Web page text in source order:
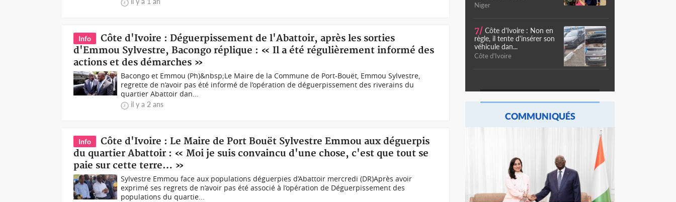
Info
Côte d'Ivoire : Déguerpissement de l'Abattoir, après les sorties
d'Emmou Sylvestre, Bacongo réplique : « Il a été régulièrement informé des
actions et des démarches »
Bacongo et Emmou (Ph)&nbsp;Le Maire de la Commune de Port-Bouët, Emmou Sylvestre,
regrette de n’avoir pas été informé de l’opération de déguerpissement des riverains du
quartier Abattoir dan...
il y a 2 ans
Info
Côte d'Ivoire : Le Maire de Port Bouët Sylvestre Emmou aux déguerpis
du quartier Abattoir : « Moi je suis convaincu d'une chose, c'est que tout se
paie sur cette terre… »
Sylvestre Emmou face aux populations déguerpies d’Abattoir mercredi (DR)Après avoir
exprimé ses regrets de n’avoir pas été associé à l’opération de Déguerpissement des
populations du quartie...
Niger
7/ Côte d'Ivoire : Non en
règle, il tente d'insérer son
véhicule dan...
Côte d'Ivoire
COMMUNIQUÉS